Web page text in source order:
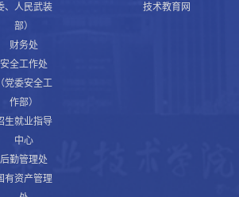
、人民武装
部）
财务处
安全工作处
（党委安全工
作部）
生就业指导
中心
后勤管理处
有资产管理
技术教育网